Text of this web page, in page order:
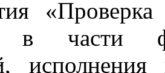
в части
исполнения